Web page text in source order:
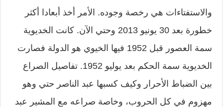
والاستفتاءات هي رخصة وجوده. الأمر أخذ أبعادا أكثر
خطورة بعد 30 يونيو 2013 وحتي الآن. كانت الخديوية
سمة العصور قبل 1952 فيها الخيوي هو الدولة فصارت
الخديوية سمة الحكم بعد يوليو 1952. تفاصيل الصراع
بين الضباط الأحرار وكيف كسبها عبد الناصر حتي وهو
مهزوم في كل الحروب، وخاصة صراعه مع المشير عبد